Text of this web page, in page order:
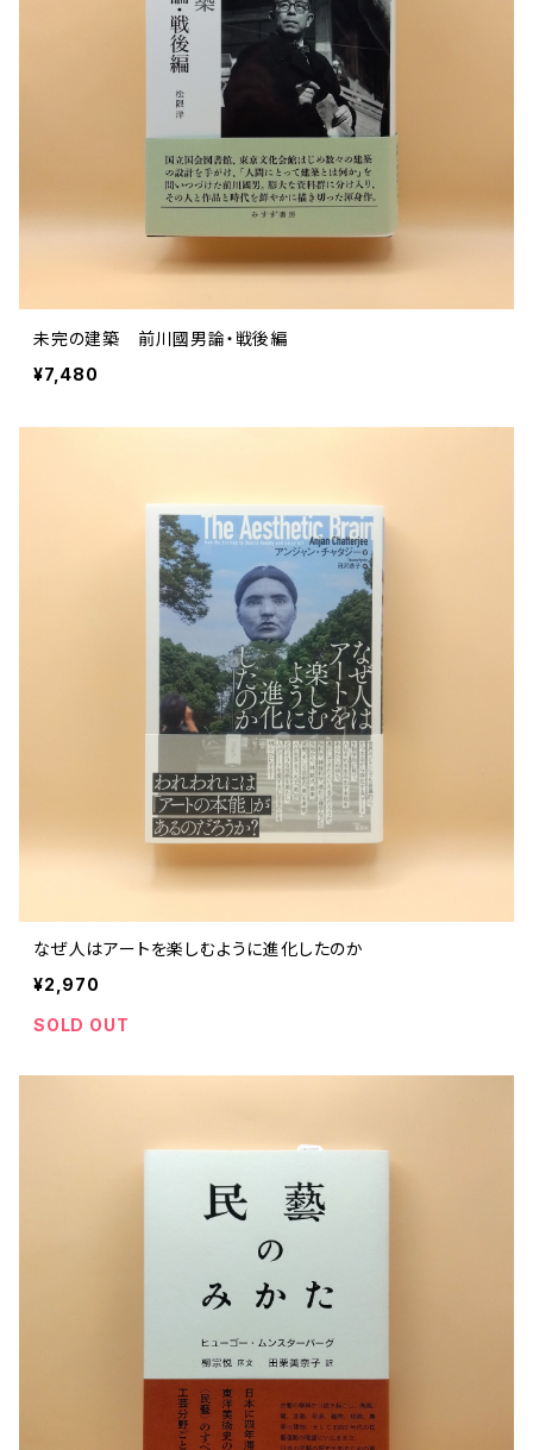
未完の建築 前川國男論・戦後編
¥7,480
なぜ人はアートを楽しむように進化したのか
¥2,970
SOLD OUT